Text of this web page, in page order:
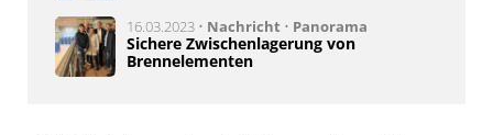
16.03.2023 • Nachricht • Panorama
Sichere Zwischenlagerung von
Brennelementen